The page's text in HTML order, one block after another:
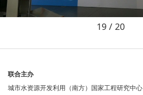
19/ 20
联合主办
城市水资源开发利用（南方）国家工程研究中心